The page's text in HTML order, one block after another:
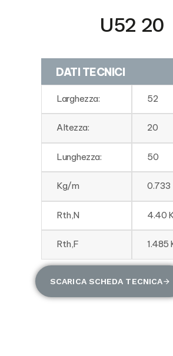
U52 20
DATI TECNICI
Larghezza: 52
Altezza: 20
Lunghezza: 50
Kg/m 0.733
Rth,N 4.40
Rth,F 1.485
SCARICA SCHEDA TECNICA